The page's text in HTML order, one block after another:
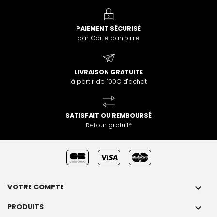
PAIEMENT SÉCURISÉ
par Carte bancaire
LIVRAISON GRATUITE
à partir de 100€ d'achat
SATISFAIT OU REMBOURSÉ
Retour gratuit*
VOTRE COMPTE 
PRODUITS 